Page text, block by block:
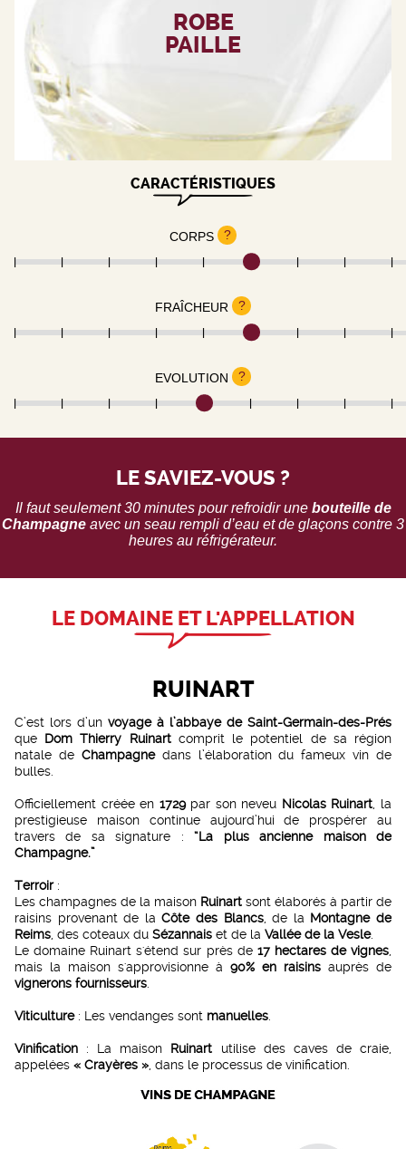
ROBE
PAILLE
CARACTÉRISTIQUES
CORPS ?
FRAÎCHEUR ?
EVOLUTION ?
LE SAVIEZ-VOUS ?
Il faut seulement 30 minutes pour refroidir une bouteille de
Champagne avec un seau rempli d’eau et de glaçons contre 3
heures au réfrigérateur.
LE DOMAINE ET L'APPELLATION
RUINART
C’est lors d’un voyage à l’abbaye de Saint-Germain-des-Prés
que Dom Thierry Ruinartcomprit le potentiel de sa région
natale de Champagnedans l’élaboration du fameux vin de
bulles.
Officiellement créée en 1729par son neveu Nicolas Ruinart , la
prestigieuse maison continue aujourd’hui de prospérer au
travers de sa signature :“La plus ancienne maison de
Champagne.”
Terroir:
Les champagnes de la maison Ruinart sont élaborés à partir de
raisins provenant de laCôte des Blancs, de la Montagne de
Reims , des coteaux du Sézannais et de la Vallée de la Vesle.
Le domaine Ruinart s'étend sur près de 17 hectares de vignes
mais la maison s'approvisionne à 90% en raisins auprès de
vignerons fournisseurs
Viticulture: Les vendanges sont manuelles
Vinification : La maison Ruinart utilise des caves de craie,
appelées « Crayères » , dans le processus de vinification.